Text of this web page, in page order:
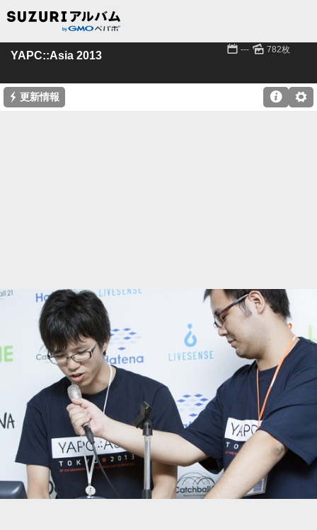
YAPC::Asia 2013 📅 --- 🌄 782枚
⚡ 更新情報 ⚙
